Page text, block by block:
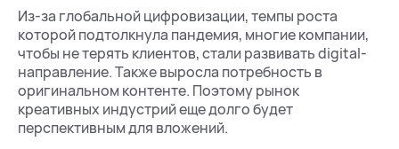
Из-за глобальной цифровизации, темпы роста
которой подтолкнула пандемия, многие компании,
чтобы не терять клиентов, стали развивать digital-
направление. Также выросла потребность в
оригинальном контенте. Поэтому рынок
креативных индустрий еще долго будет
перспективным для вложений.